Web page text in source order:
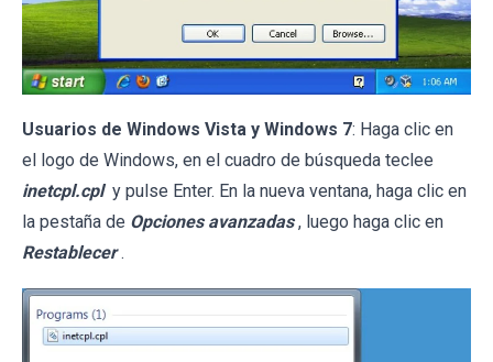
Usuarios de Windows Vista y Windows 7: Haga clic en
el logo de Windows, en el cuadro de búsqueda teclee
inetcpl.cpl y pulse Enter. En la nueva ventana, haga clic en
la pestaña de Opciones avanzadas , luego haga clic en
Restablecer .